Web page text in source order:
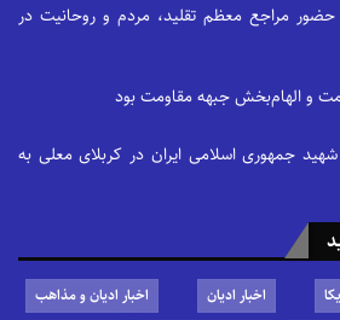
حضور مراجع معظم تقلید، مردم و روحانیت در
و الهام‌بخش جبهه مقاومت بود
جمهوری اسلامی ایران در کربلای معلی به
اخبار ادیان
اخبار ادیان و مذاهب